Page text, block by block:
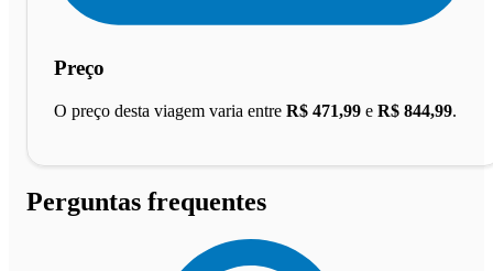
Preço
O preço desta viagem varia entre R$ 471,99 e R$ 844,99.
Perguntas frequentes